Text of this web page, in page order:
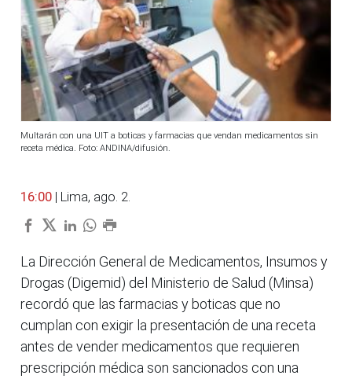
Multarán con una UIT a boticas y farmacias que vendan medicamentos sin
receta médica. Foto: ANDINA/difusión.
16:00 | Lima, ago. 2.
La Dirección General de Medicamentos, Insumos y
Drogas (Digemid) del Ministerio de Salud (Minsa)
recordó que las farmacias y boticas que no
cumplan con exigir la presentación de una receta
antes de vender medicamentos que requieren
prescripción médica son sancionados con una